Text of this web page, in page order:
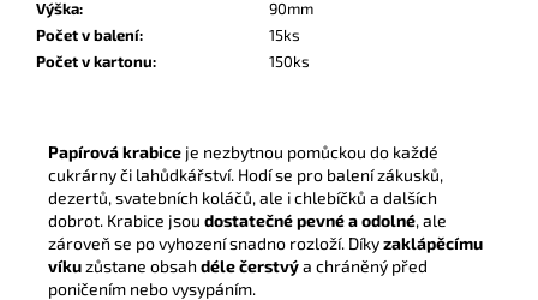
Papírová krabice je nezbytnou pomůckou do každé
cukrárny či lahůdkářství. Hodí se pro balení zákusků,
dezertů, svatebních koláčů, ale i chlebíčků a dalších
dobrot. Krabice jsou dostatečné pevné a odolné, ale
zároveň se po vyhození snadno rozloží. Díkyzaklápěcímu
víkuzůstane obsah déle čerstvýa chráněný před
poničením nebo vysypáním.
Výška:
90mm
Počet v balení:
15ks
Počet v kartonu: 150ks